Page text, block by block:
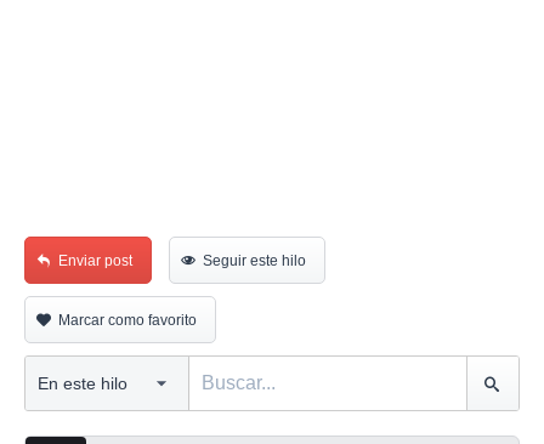
Enviar post Seguir este hilo
Marcar como favorito